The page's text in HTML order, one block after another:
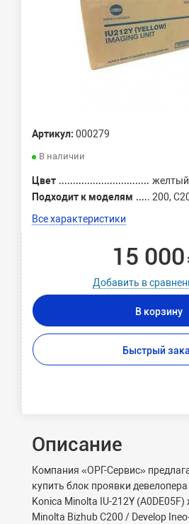
Артикул: 000279
В наличии
Цвет
Подходит к моделям
200,
Все характеристики
15 000
Добавить в
В корзину
Быстрый
Описание
Компания «ОРГ-Сервис»
купить блок проявки
Konica Minolta IU-212Y
Minolta Bizhub C200 / Develop